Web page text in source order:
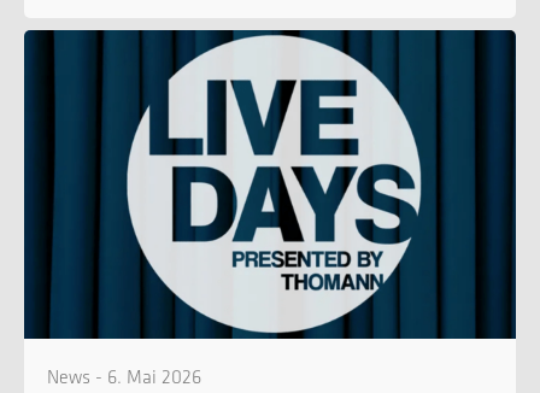
News - 6. Mai 2026